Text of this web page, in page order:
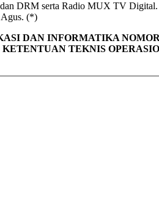
DRM serta Radio MUX TV
Agus. (*)
DAN INFORMATIKA NOMOR
TEKNIS